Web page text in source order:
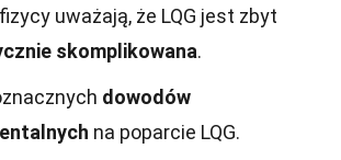
uważają, że LQG jest zbyt
skomplikowana.
dowodów
na poparcie LQG.